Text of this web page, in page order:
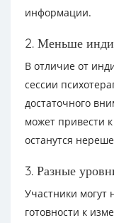
информации.
2. Меньше
В отличие от
сессии
достаточного
может привести
останутся
3. Разные
Участники могут
готовности к